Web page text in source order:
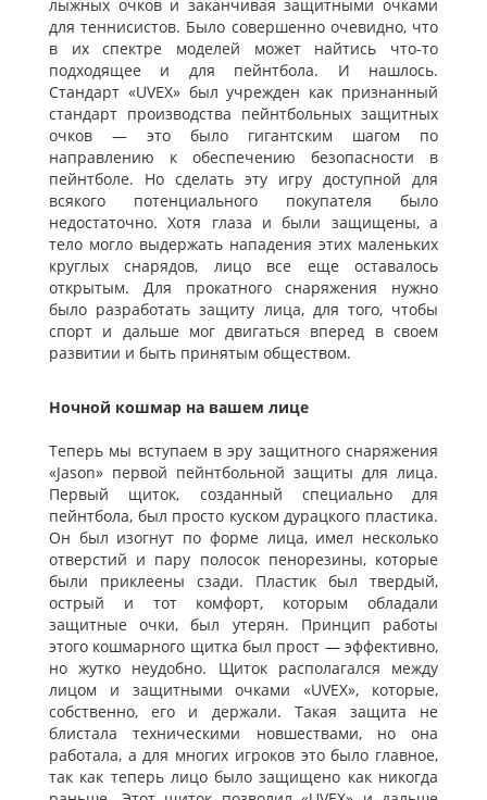
лыжных очков и заканчивая защитными очками
для теннисистов. Было совершенно очевидно, что
в их спектре моделей может найтись что-то
подходящее и для пейнтбола. И нашлось.
Стандарт «UVEX» был учрежден как признанный
стандарт производства пейнтбольных защитных
очков — это было гигантским шагом по
направлению к обеспечению безопасности в
пейнтболе. Но сделать эту игру доступной для
всякого потенциального покупателя было
недостаточно. Хотя глаза и были защищены, а
тело могло выдержать нападения этих маленьких
круглых снарядов, лицо все еще оставалось
открытым. Для прокатного снаряжения нужно
было разработать защиту лица, для того, чтобы
спорт и дальше мог двигаться вперед в своем
развитии и быть принятым обществом.
Ночной кошмар на вашем лице
Теперь мы вступаем в эру защитного снаряжения
«Jason» первой пейнтбольной защиты для лица.
Первый щиток, созданный специально для
пейнтбола, был просто куском дурацкого пластика.
Он был изогнут по форме лица, имел несколько
отверстий и пару полосок пенорезины, которые
были приклеены сзади. Пластик был твердый,
острый и тот комфорт, которым обладали
защитные очки, был утерян. Принцип работы
этого кошмарного щитка был прост — эффективно,
но жутко неудобно. Щиток располагался между
лицом и защитными очками «UVEX», которые,
собственно, его и держали. Такая защита не
блистала техническими новшествами, но она
работала, а для многих игроков это было главное,
так как теперь лицо было защищено как никогда